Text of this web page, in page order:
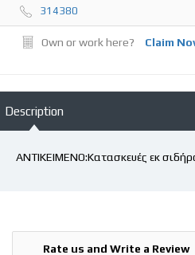
314380
Own or work here? Claim
Description
ΑΝΤΙΚΕΙΜΕΝΟ:Κατασκευές εκ
Rate us and Write a Review